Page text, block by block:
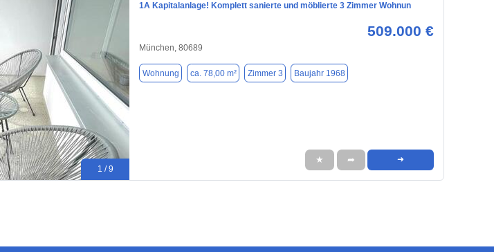
1 / 9
1A Kapitalanlage! Komplett sanierte und möblierte 3 Zimmer Wohnun
509.000 €
München, 80689
Wohnung ca. 78,00 m² Zimmer 3 Baujahr 1968
★ ➦ ➜